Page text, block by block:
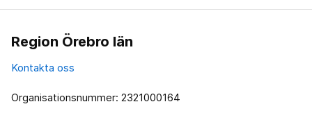
Region Örebro län
Kontakta oss
Organisationsnummer: 2321000164